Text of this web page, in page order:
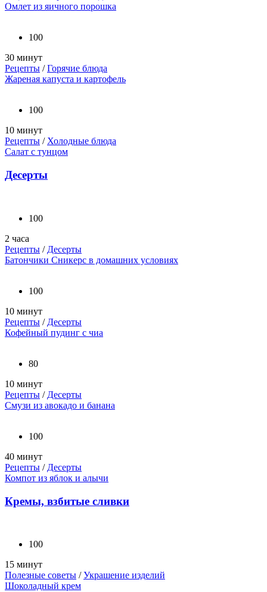
Омлет из яичного порошка
100
30 минут
Рецепты /Горячие блюда
Жареная капуста и картофель
100
10 минут
Рецепты /Холодные блюда
Салат с тунцом
Десерты
100
2 часа
Рецепты / Десерты
Батончики Сникерс в домашних условиях
100
10 минут
Рецепты / Десерты
Кофейный пудинг с чиа
80
10 минут
Рецепты / Десерты
Смузи из авокадо и банана
100
40 минут
Рецепты / Десерты
Компот из яблок и алычи
Кремы, взбитые сливки
100
15 минут
Полезные советы /Украшение изделий
Шоколадный крем